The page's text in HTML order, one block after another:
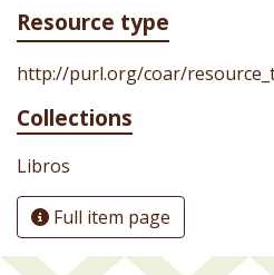
Resource type
http://purl.org/coar/
Collections
Libros
Full item page